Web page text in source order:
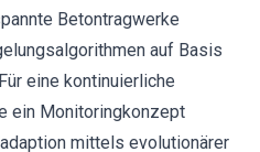
Betontragwerke
auf Basis
eine kontinuierliche
ein Monitoringkonzept
mittels evolutionärer